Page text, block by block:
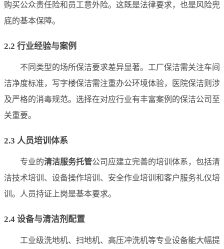
购买公众责任险和员工意外险。这既是法律要求，也是风险兜
底的基本保障。
2.2 行业经验与案例
不同类型的场所保洁要求差异显著。工厂保洁需关注车间
洁净度标准，写字楼保洁需注重办公环境体验，医院保洁则涉
及严格的消毒规范。选择在对应行业有丰富案例的保洁公司至
关重要。
2.3 人员培训体系
专业的清洁服务托管公司应建立完善的培训体系，包括清
洁技术培训、设备操作培训、安全作业培训和客户服务礼仪培
训。人员持证上岗是基本要求。
2.4 设备与清洁剂配置
工业级洗地机、扫地机、高压冲洗机等专业设备能大幅提